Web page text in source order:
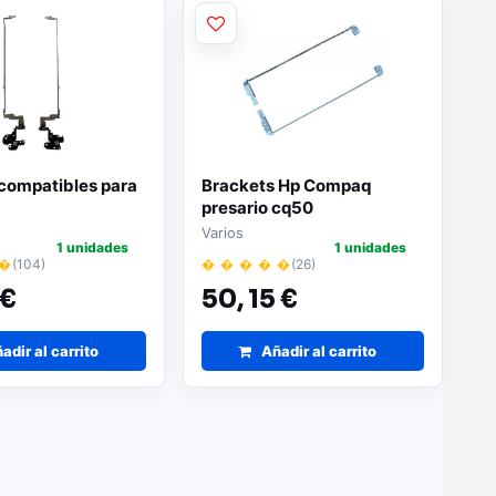
para
(104)
1 unidades
al carrito
Brackets Hp Compaq
presario cq50
Varios
� � � � �(26)
50,15 €
1 unidades
Añadir al carrito